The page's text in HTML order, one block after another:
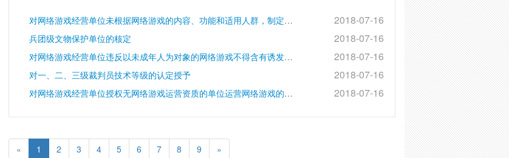
对网络游戏经营单位未根据网络游戏的内容、功能和适用人群，制定网络游戏用户指引和警示说明，并在网站和网络游戏的显著位置予以标明的处罚 2018-07-16
兵团级文物保护单位的核定 2018-07-16
对网络游戏经营单位违反以未成年人为对象的网络游戏不得含有诱发未成年人模仿违反社会公德的行为和违法犯罪的行为的内容，以及恐怖、残酷等妨害未成年人身心健康的内容。网络游戏经营单位违反应当按照国家规定，采取技术措施，禁止未成年人接触不适宜的游戏或者游戏功能，限制未成年人的游戏时间，预防未成年人沉迷网络的处罚 2018-07-16
对一、二、三级裁判员技术等级的认定授予 2018-07-16
对网络游戏经营单位授权无网络游戏运营资质的单位运营网络游戏的处罚 2018-07-16
« 1 2 3 4 5 6 7 8 9 »